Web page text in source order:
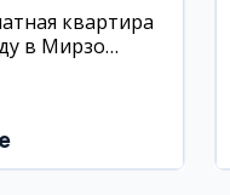
квартира
в Мирзо